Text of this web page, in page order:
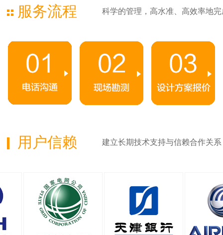
服务流程 科学的管理，高水准、高效率地
用户信赖 建立长期技术支持与信赖合作关系